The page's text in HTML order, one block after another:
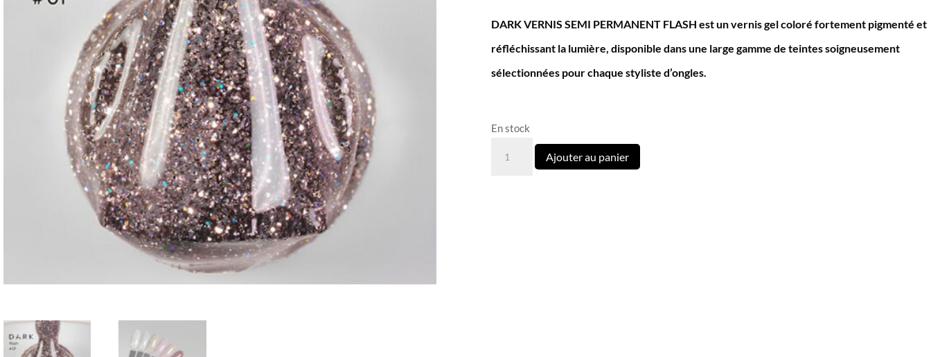
DARK VERNIS SEMI PERMANENT FLASH est un vernis gel coloré fortement pigmenté et
réfléchissant la lumière, disponible dans une large gamme de teintes soigneusement
sélectionnées pour chaque styliste d’ongles.
En stock
Ajouter au panier